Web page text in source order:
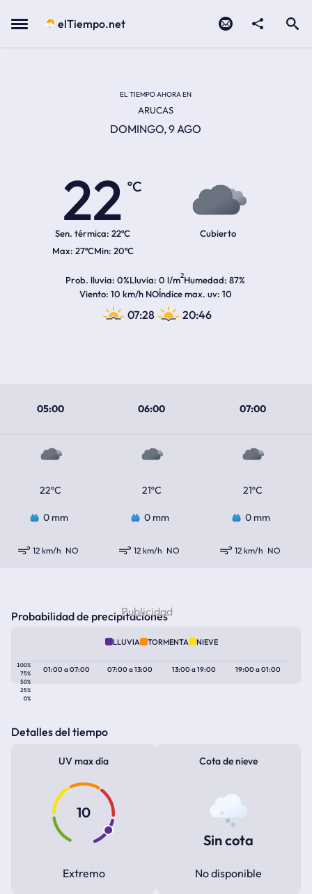
Menu elTiempo.net
EL TIEMPO AHORA EN
ARUCAS
DOMINGO, 9 AGO
22
ºC
Sen. térmica: 22ºC
27ºC 20ºC
Cubierto
Prob. lluvia 0%Lluvia 0 l/m2Humedad 87%
Viento 10 km/h NOÍndice max. uv 10
07:28 20:46
05:00 06:00 07:00
22ºC 21ºC 21ºC
0 mm 0 mm 0 mm
12 km/h NO 12 km/h NO 12 km/h NO
Probabilidad de precipitaciones
LLUVIA TORMENTA NIEVE
100%
75%
50%
25%
0%
01:00a07:00 07:00a13:00 13:00a19:00 19:00a01:00
Detalles del tiempo
UV max día
10
Extremo
Cota de nieve
Sin cota
No disponible